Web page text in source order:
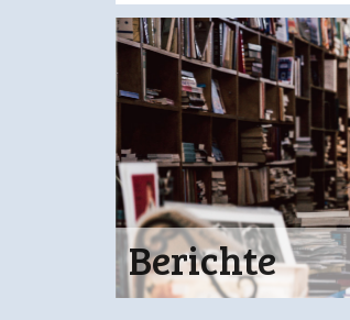
Berichte